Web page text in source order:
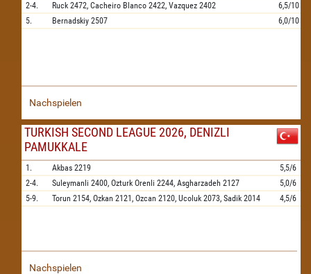
2-4.
Ruck 2472, Cacheiro Blanco 2422, Vazquez 2402
6,5/10
5.
Bernadskiy 2507 6,0/10
Nachspielen
TURKISH SECOND LEAGUE 2026, DENIZLI
PAMUKKALE
1. Akbas 2219
5,5/6
2-4.
Suleymanli 2400, Ozturk Orenli 2244, Asgharzadeh 2127
5,0/6
5-9.
Torun 2154, Ozkan 2121, Ozcan 2120, Ucoluk 2073, Sadik 2014 4,5/6
Nachspielen